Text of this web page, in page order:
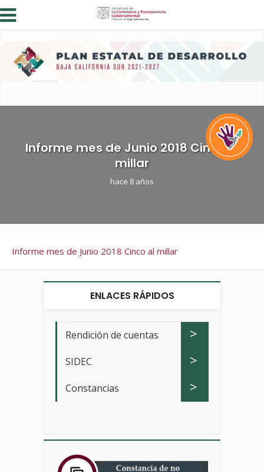
Informe mes de Junio 2018 Cinco al
millar
hace 8 años
Informe mes de Junio 2018 Cinco al millar
ENLACES RÁPIDOS
Rendición de cuentas >
SIDEC >
Constancias >